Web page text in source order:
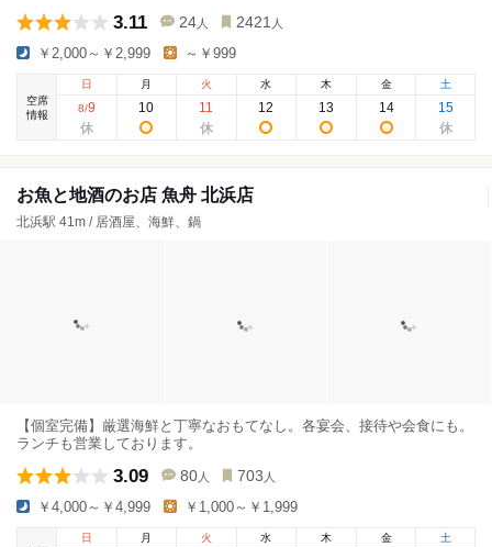
3.11 24 人 2421 人
￥2,000～￥2,999 ～￥999
空席
情報
日
8/9
月
10
火
11
水
12
木
13
金
14
土
15
お魚と地酒のお店 魚舟 北浜店
北浜駅 41m / 居酒屋、海鮮、鍋
【個室完備】厳選海鮮と丁寧なおもてなし。各宴会、接待や会食にも。
ランチも営業しております。
3.09 80 人 703 人
￥4,000～￥4,999 ￥1,000～￥1,999
日
月 火 水 木 金 土